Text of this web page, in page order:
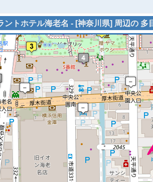
ントホテル海老名 - [神奈川県] 周辺の 多
※ マップを検索